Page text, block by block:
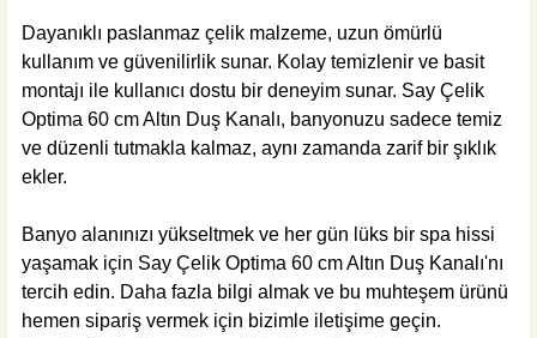
Dayanıklı paslanmaz çelik malzeme, uzun ömürlü
kullanım ve güvenilirlik sunar. Kolay temizlenir ve basit
montajı ile kullanıcı dostu bir deneyim sunar. Say Çelik
Optima 60 cm Altın Duş Kanalı, banyonuzu sadece temiz
ve düzenli tutmakla kalmaz, aynı zamanda zarif bir şıklık
ekler.
Banyo alanınızı yükseltmek ve her gün lüks bir spa hissi
yaşamak için Say Çelik Optima 60 cm Altın Duş Kanalı'nı
tercih edin. Daha fazla bilgi almak ve bu muhteşem ürünü
hemen sipariş vermek için bizimle iletişime geçin.